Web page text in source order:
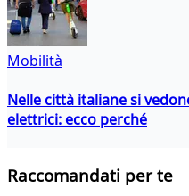
Mobilità
Nelle città italiane si
elettrici: ecco perché
Raccomandati per te